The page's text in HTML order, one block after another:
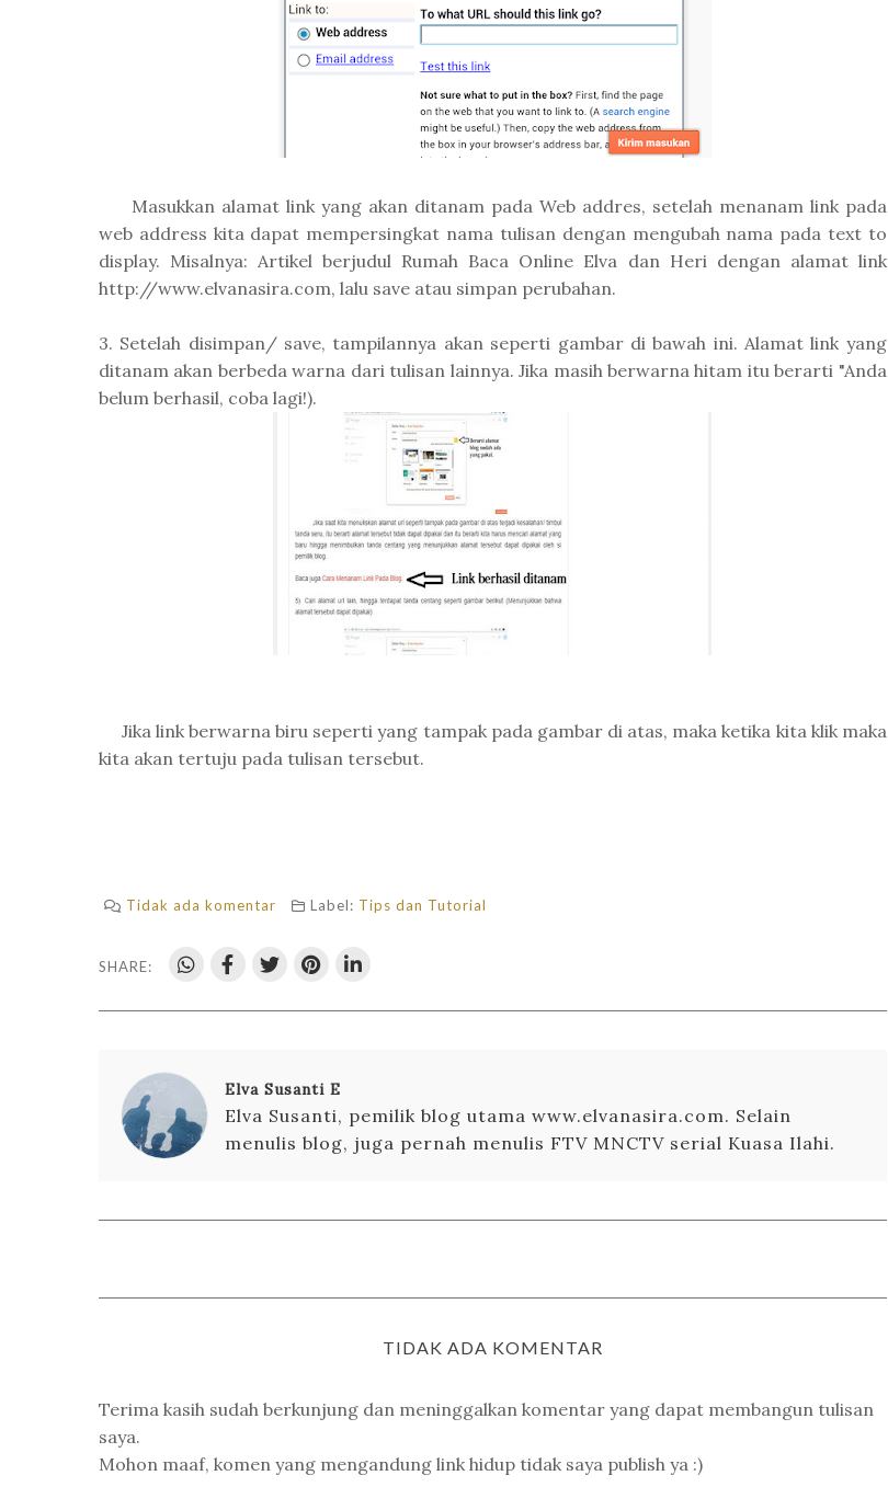
Masukkan alamat link yang akan ditanam pada Web addres, setelah menanam link pada
web address kita dapat mempersingkat nama tulisan dengan mengubah nama pada text to
display. Misalnya: Artikel berjudul Rumah Baca Online Elva dan Heri dengan alamat link
http://www.elvanasira.com, lalu save atau simpan perubahan.
3. Setelah disimpan/ save, tampilannya akan seperti gambar di bawah ini. Alamat link yang
ditanam akan berbeda warna dari tulisan lainnya. Jika masih berwarna hitam itu berarti "Anda
belum berhasil, coba lagi!).
Jika link berwarna biru seperti yang tampak pada gambar di atas, maka ketika kita klik maka
kita akan tertuju pada tulisan tersebut.
Tidak ada komentar Label: Tips dan Tutorial
SHARE:
Elva Susanti E
Elva Susanti, pemilik blog utama www.elvanasira.com. Selain
menulis blog, juga pernah menulis FTV MNCTV serial Kuasa Ilahi.
TIDAK ADA KOMENTAR
Terima kasih sudah berkunjung dan meninggalkan komentar yang dapat membangun tulisan
saya.
Mohon maaf, komen yang mengandung link hidup tidak saya publish ya :)